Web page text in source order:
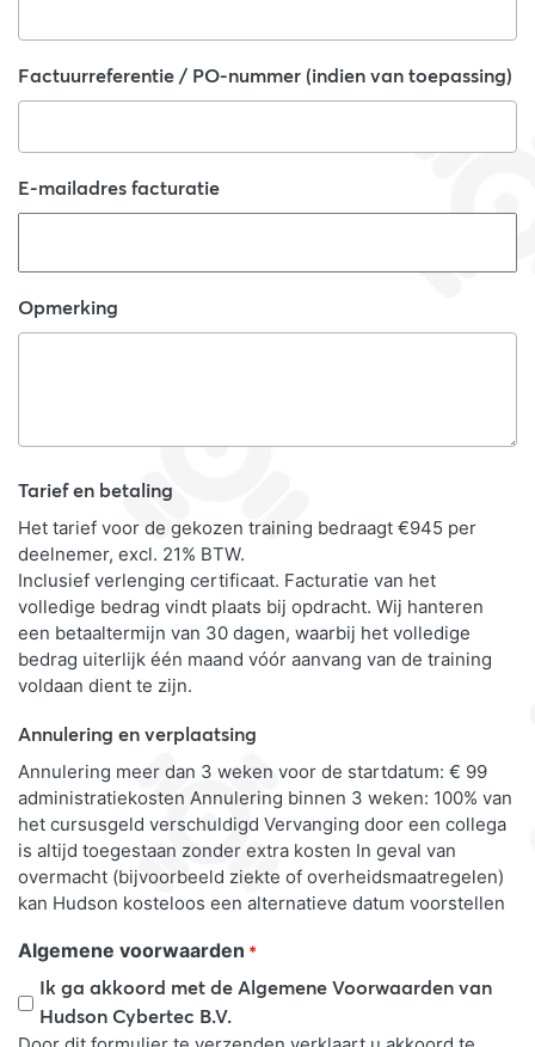
Factuurreferentie / PO-nummer (indien van toepassing)
E-mailadres facturatie
Opmerking
Tarief en betaling
Het tarief voor de gekozen training bedraagt €945 per
deelnemer, excl. 21% BTW.
Inclusief verlenging certificaat. Facturatie van het
volledige bedrag vindt plaats bij opdracht. Wij hanteren
een betaaltermijn van 30 dagen, waarbij het volledige
bedrag uiterlijk één maand vóór aanvang van de training
voldaan dient te zijn.
Annulering en verplaatsing
Annulering meer dan 3 weken voor de startdatum: € 99
administratiekosten Annulering binnen 3 weken: 100% van
het cursusgeld verschuldigd Vervanging door een collega
is altijd toegestaan zonder extra kosten In geval van
overmacht (bijvoorbeeld ziekte of overheidsmaatregelen)
kan Hudson kosteloos een alternatieve datum voorstellen
Algemene voorwaarden *
Ik ga akkoord met de Algemene Voorwaarden van
Hudson Cybertec B.V.